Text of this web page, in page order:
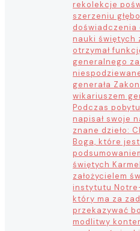
rekolekcje
szerzeniu
doświadczenia
nauki świętych
otrzymał
generalnego
generała
wikariuszem
Podczas
napisał swoje
znane dzieło:
Boga, które jest
świętych
założycielem
instytutu
który ma za
przekazywać
modlitwy